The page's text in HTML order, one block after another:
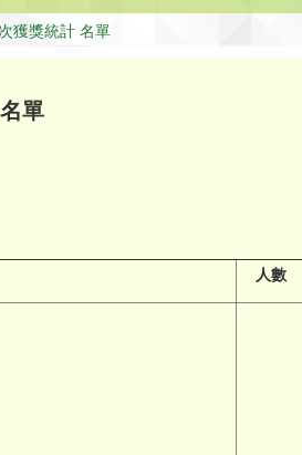
獲獎統計 名單
單
人數